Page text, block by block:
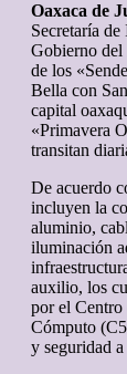
Oaxaca de
Secretaría
Gobierno del
de los
Bella con
capital
«Primavera
transitan
De acuerdo
incluyen la
aluminio,
iluminación
auxilio, los
por el
Cómputo
y seguridad a